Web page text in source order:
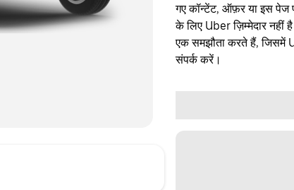
गए कॉन्टेंट, ऑफ़र या इस पेज
के लिए Uber ज़िम्मेदार
एक समझौता करते हैं, जिसमें
संपर्क करें।